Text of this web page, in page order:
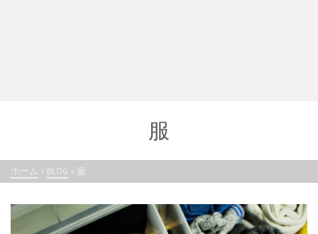
服
ホーム » BLOG » 服